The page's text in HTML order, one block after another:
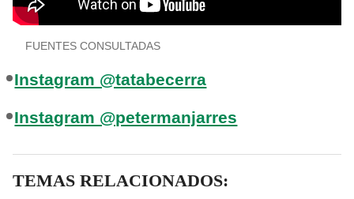
FUENTES CONSULTADAS
Instagram @tatabecerra
Instagram @petermanjarres
TEMAS RELACIONADOS: